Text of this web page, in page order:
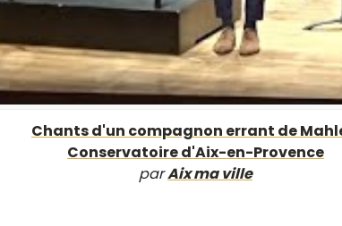
Chants d'un compagnon errant de
Conservatoire d'Aix-en-Provence
parAix ma ville